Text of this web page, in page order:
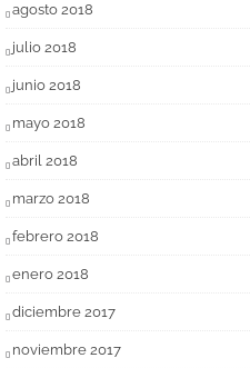
agosto 2018
julio 2018
junio 2018
mayo 2018
abril 2018
marzo 2018
febrero 2018
enero 2018
diciembre 2017
noviembre 2017